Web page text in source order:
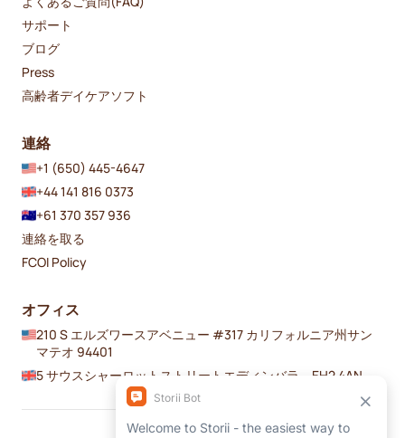
サポート
ブログ
Press
高齢者デイケアソフト
連絡
+1 (650) 445-4647
+44 141 816 0373
+61 370 357 936
連絡を取る
FCOI Policy
オフィス
210 S エルズワースアベニュー #317 カリフォルニア州サン
マテオ 94401
5 サウスシャーロットストリートエディンバラ、EH2 4AN